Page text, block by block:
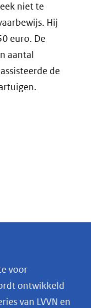
niet te
Hij
euro. De
aantal
de
voor
ontwikkeld
van LVVN en